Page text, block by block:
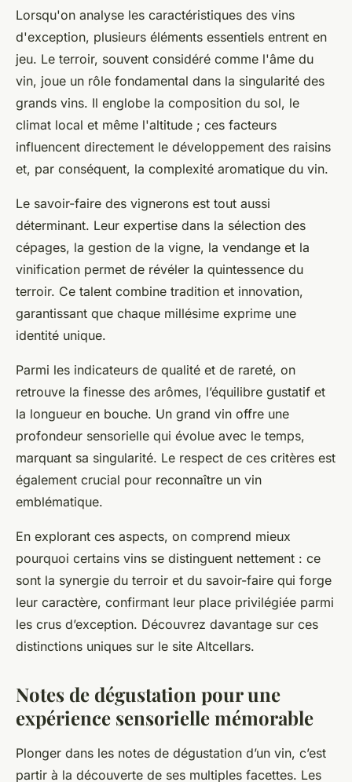
Lorsqu'on analyse les caractéristiques des vins
d'exception, plusieurs éléments essentiels entrent en
jeu. Le terroir, souvent considéré comme l'âme du
vin, joue un rôle fondamental dans la singularité des
grands vins. Il englobe la composition du sol, le
climat local et même l'altitude ; ces facteurs
influencent directement le développement des raisins
et, par conséquent, la complexité aromatique du vin.
Le savoir-faire des vignerons est tout aussi
déterminant. Leur expertise dans la sélection des
cépages, la gestion de la vigne, la vendange et la
vinification permet de révéler la quintessence du
terroir. Ce talent combine tradition et innovation,
garantissant que chaque millésime exprime une
identité unique.
Parmi les indicateurs de qualité et de rareté, on
retrouve la finesse des arômes, l’équilibre gustatif et
la longueur en bouche. Un grand vin offre une
profondeur sensorielle qui évolue avec le temps,
marquant sa singularité. Le respect de ces critères est
également crucial pour reconnaître un vin
emblématique.
En explorant ces aspects, on comprend mieux
pourquoi certains vins se distinguent nettement : ce
sont la synergie du terroir et du savoir-faire qui forge
leur caractère, confirmant leur place privilégiée parmi
les crus d’exception. Découvrez davantage sur ces
distinctions uniques sur le site Altcellars.
Notes de dégustation pour une
expérience sensorielle mémorable
Plonger dans les notes de dégustation d’un vin, c’est
partir à la découverte de ses multiples facettes. Les